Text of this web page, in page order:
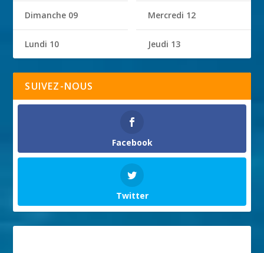
Dimanche 09
Lundi 10
Mercredi 12
Jeudi 13
SUIVEZ-NOUS
Facebook
Twitter